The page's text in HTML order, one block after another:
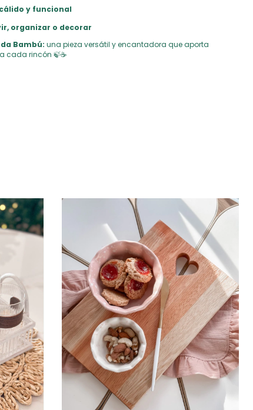
y funcional
organizar o decorar
Bambú: una pieza versátil y encantadora que aporta
cada rincón 🍃☕